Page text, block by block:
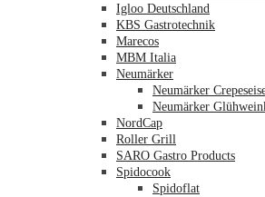
Igloo Deutschland
KBS Gastrotechnik
Marecos
MBM Italia
Neumärker
Neumärker
Neumärker
NordCap
Roller Grill
SARO Gastro Products
Spidocook
Spidoflat